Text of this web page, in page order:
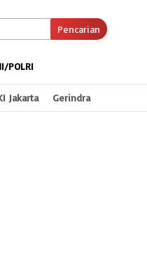
Pencarian
POLRI
Jakarta Gerindra